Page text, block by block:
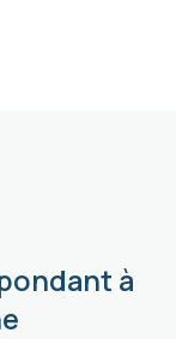
à